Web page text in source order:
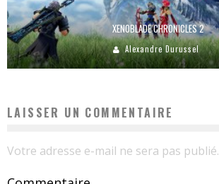
XENOBLADE CHRONICLES 2
Alexandre Durussel
LAISSER UN COMMENTAIRE
Votre adresse e-mail ne sera pas publié.